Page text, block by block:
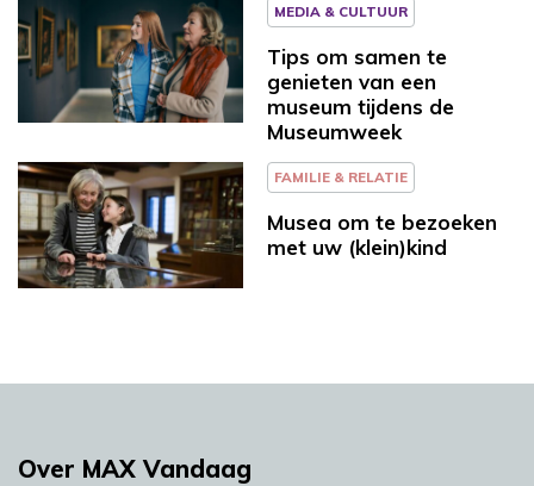
MEDIA & CULTUUR
Tips om samen te
genieten van een
museum tijdens de
Museumweek
FAMILIE & RELATIE
Musea om te bezoeken
met uw (klein)kind
Over MAX Vandaag